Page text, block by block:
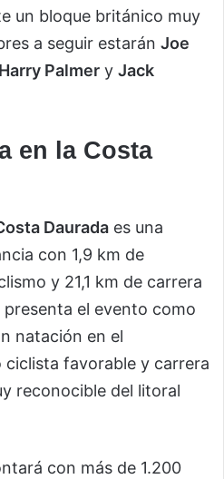
un bloque británico muy
a seguir estarán Joe
Harry Palmer y Jack
en la Costa
Daurada es una
con 1,9 km de
y 21,1 km de carrera
el evento como
natación en el
favorable y carrera
reconocible del litoral
con más de 1.200